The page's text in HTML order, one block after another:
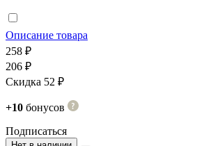
Описание товара
258 ₽
206 ₽
Скидка 52 ₽
+10 бонусов
Подписаться